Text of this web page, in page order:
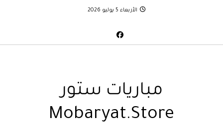
الأربعاء 5 يوليو 2026
مباريات ستور
Mobaryat.Store